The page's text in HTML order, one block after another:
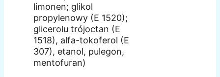
limonen; glikol
propylenowy (E 1520);
glicerolu trójoctan (E
1518), alfa-tokoferol (E
307), etanol, pulegon,
mentofuran)